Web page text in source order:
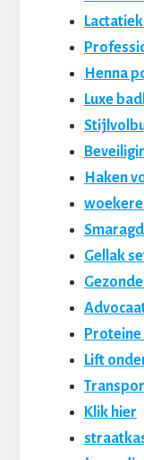
Henna
Luxe
Haken
Gellak
Lift
Klik hier